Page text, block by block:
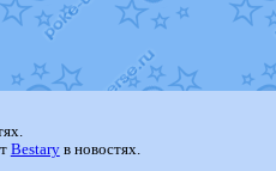
Bestaryв новостях.